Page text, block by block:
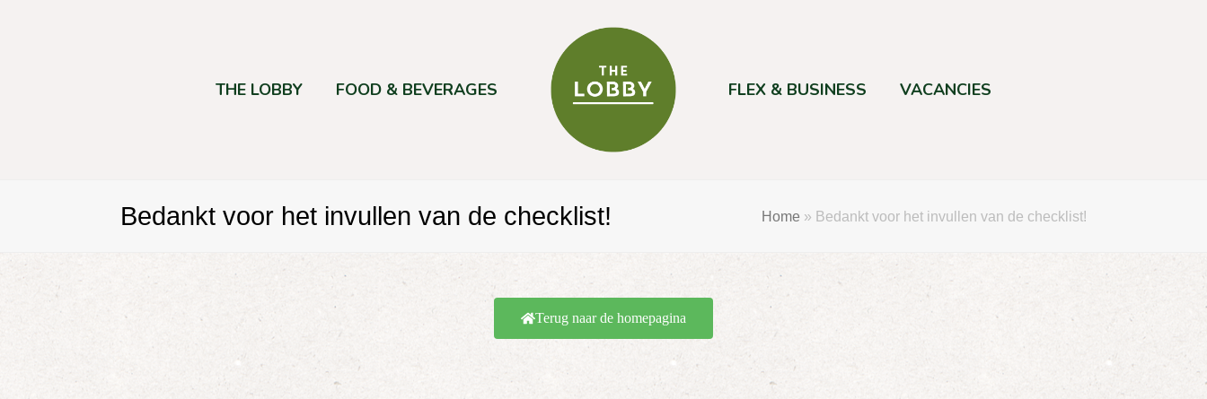
THE LOBBY FOOD & BEVERAGES FLEX & BUSINESS VACANCIES
Bedankt voor het invullen van de checklist! Home » Bedankt voor het invullen van de checklist!
Terug naar de homepagina